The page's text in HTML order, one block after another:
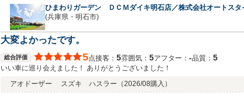
ひまわりガーデン ＤＣＭダイキ明石店／株式会社オートスタ
(兵庫県・明石市)
大変よかったです。
総合評価 5点接客： 5雰囲気： 5アフター： ‐品質： 5
いい車に巡り会えました！ ありがとうございました！
アオドーザー
スズキ ハスラー （2026/08購入）